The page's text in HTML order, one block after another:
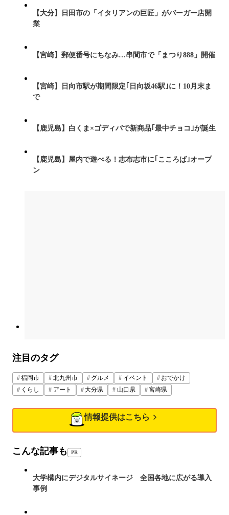
【大分】日田市の「イタリアンの巨匠」がバーガー店開
業
【宮崎】郵便番号にちなみ…串間市で「まつり888」開催
【宮崎】日向市駅が期間限定｢日向坂46駅｣に！10月末ま
で
【鹿児島】白くま×ゴディバで新商品｢最中チョコ｣が誕生
【鹿児島】屋内で遊べる！志布志市に｢こころば｣オープ
ン
注目のタグ
福岡市 北九州市 グルメ イベント
おでかけ
くらし
アート 大分県 山口県 宮崎県
情報提供はこちら
こんな記事も PR
大学構内にデジタルサイネージ 全国各地に広がる導入
事例